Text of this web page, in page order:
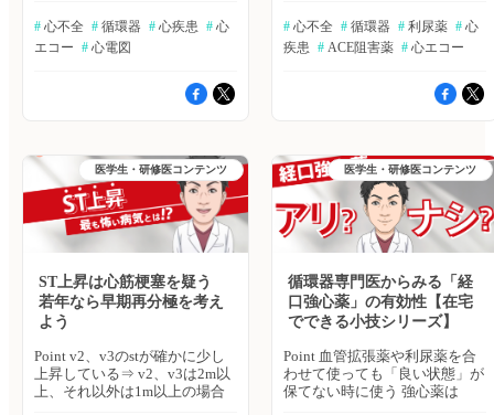
にご相談をお寄せください。
「ヒポクラ 全科横断カンフ
ッカーを追加した上で、ペーシ
ングレートを設定する 結論 波
二段脈が疑わしいが、ペースメ
ーカー埋め込み時の場合はセン
年9月17日をもちまして、サー
ビス提供を終了いたしました。
長らくのご利用ありがとうござ
いました。なお、臨床に関する
疑問や悩みを相談する場、ヒポ
クラ「全科横断カンファ」で
ご相談は可能でございますの
で、ぜひ、そちらにご相談をお
寄せください。「ヒポクラ 全
科横断カンファ」はこちら
拍数75～100であり、何らかの
不整脈が起こっている 結論 高
の不整脈をみたら心房頻拍を疑
う。心房細動の合併があるかも
不全、ハトミル心電図は2025年
9月17日をもちまして、サービ
ス提供を終了いたしました。
長らくのご利用ありがとうござ
いました。なお、臨床に関する
疑問や悩みを相談する場、ヒポ
も、心不全、心電図に関する、
ご相談は可能でございますの
で、ぜひ、そちらにご相談をお
寄せください。「ヒポクラ 全
科横断カンファ」はこちら
心性の肺血管陰影はやや増強気
味 ・左の2・3弓が突出＝左房
拡大が疑われる ②心電図では
ックしましょう 【肢誘導】 ・Ⅰ
誘導:上向き、Ⅱ誘導:下向き = 異
・P派～QRSの立ち上がりが
200ms ⇒Ⅰ度房室ブロックだと
考えられる ・小さなQ波が出て
RSパターンが出現 ⇒ 右脚
ブロック型だと考えられる ①
右脚ブロック型、②左脚ヘミブ
もう一本切れると、「3束ブロ
ック(3肢ブロック)」の可能性が
ある ⇒全部切れてしまうと、
「完全房室ブロック」・「高度
房室ブロック」への進展リスク
が非常に高い 結論 一度房室ブ
ロック、右脚ブロック、左軸変
# 心不全 # 循環器 # 心疾患 # 心
エコー # 心電図
る HFrEFはペースメーカー心の
影響や高血圧性心臓病などが関
係している 肺エコーのBライン
腫を疑うが、息切れ・浮腫・体
重増加・肺うっ血等が重なって
状がある場合に、利尿薬の増量
が必要 ・平地歩行でも息が上
がる（NYHA Ⅲ) ・体重が日に日
に増えていく ・浮腫が悪化し
ていく 結論 ペースメーカを長
期留置している人は心機能が低
心不全症状があれば精査・治療
を行う 参考 従来はLVEFの測定
にMモード法が用いられてきま
したが、局所の二点間からの情
報で左室全体の心機能を推定す
るため，局所壁運動異常や左室
伝導障害を認める症例では 測
定誤差を生じ、正確性に劣ると
# 心不全 # 循環器 # 利尿薬 # 心
疾患 # ACE阻害薬 # 心エコー
医学生・研修医コンテンツ
ST上昇は心筋梗塞を疑う
若年なら早期再分極を考え
よう
Point v2、v3のstが確かに少し
上昇している⇒ v2、v3は2m以
上、それ以外は1m以上の場合
医学生・研修医コンテンツ
循環器専門医からみる「経
口強心薬」の有効性【在宅
でできる小技シリーズ】
Point 血管拡張薬や利尿薬を合
わせて使っても「良い状態」が
保てない時に使う 強心薬は